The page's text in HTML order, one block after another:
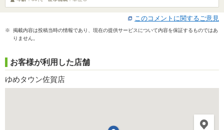
このコメントに関するご意見
※ 掲載内容は投稿当時の情報であり、現在の提供サービスについて内容を保証するものではあ
りません。
お客様が利用した店舗
ゆめタウン佐賀店